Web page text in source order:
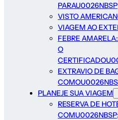
VISTO
VIAGEM AO
FEBRE
O
EXTRAVIO DE
PLANEJE SUA VIAGEM
RESERVA DE